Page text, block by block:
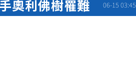
奧利佛樹罹難 06-15 03:45